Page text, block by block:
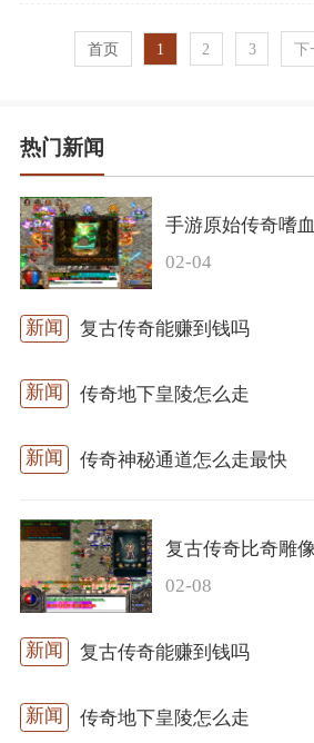
首页 1 2 3 下
热门新闻
手游原始传奇嗜
02-04
复古传奇能赚到钱吗
传奇地下皇陵怎么走
传奇神秘通道怎么走最快
复古传奇比奇雕
02-08
复古传奇能赚到钱吗
传奇地下皇陵怎么走